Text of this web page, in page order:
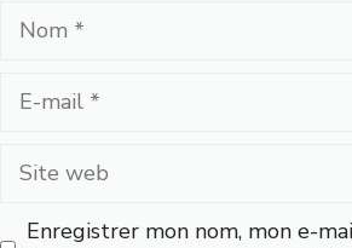
Nom
Site
Enregistrer mon nom, mon e-